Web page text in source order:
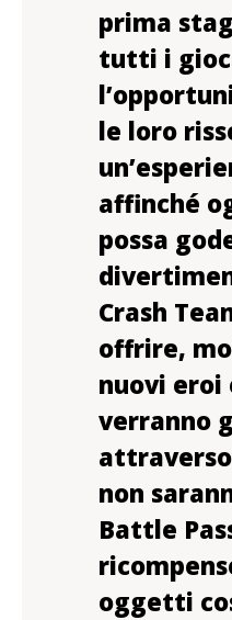
prima
tutti i
le loro
affinché
possa
Crash
offrire,
nuovi eroi
verranno
non
Battle
oggetti